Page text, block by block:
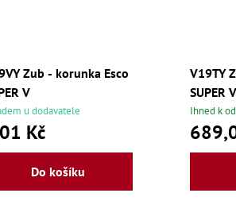
Zub - korunka Esco
V
u dodavatele
Kč
Do košíku
V19TY
SUPER V
Ihned k